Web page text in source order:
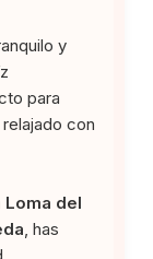
y
para
con
Loma del
, has